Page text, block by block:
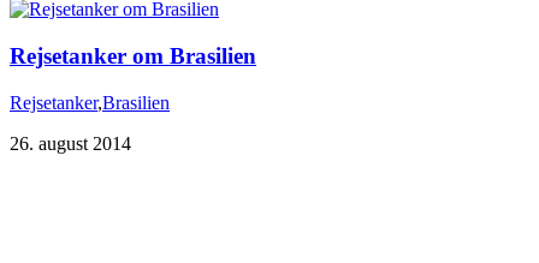
Rejsetanker om Brasilien
Rejsetanker,Brasilien
26. august 2014